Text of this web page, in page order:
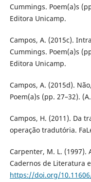
Cummings. Poem(a)s
Editora Unicamp.
Campos, A. (2015c).
Cummings. Poem(a)s
Editora Unicamp.
Campos, A. (2015d).
Poem(a)s (pp. 27–32).
Campos, H. (2011). Da
operação tradutória.
Carpenter, M. L. (1997).
Cadernos de Literatura
https://doi.org/